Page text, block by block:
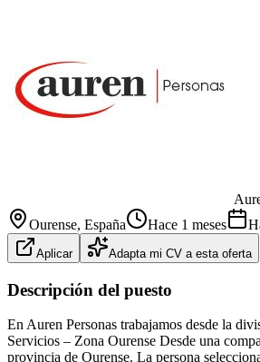
Ourense, España Hace 1 meses
Aplicar Adapta mi CV a esta oferta
Descripción del puesto
En Auren Personas trabajamos desde la
Servicios – Zona Ourense Desde una
provincia de Ourense. La persona